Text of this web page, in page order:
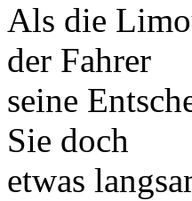
Als die
der Fahrer
seine
Sie doch
etwas